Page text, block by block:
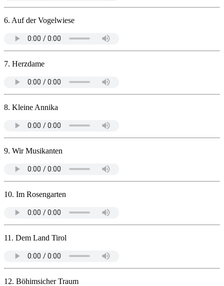
6. Auf der Vogelwiese
7. Herzdame
8. Kleine Annika
9. Wir Musikanten
10. Im Rosengarten
11. Dem Land Tirol
12. Böhimsicher Traum